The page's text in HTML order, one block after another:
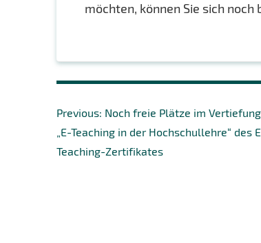
möchten, können Sie sich noch
Previous: Previous
post:
Noch freie Plätze im
„E-Teaching in der Hochschullehre“ des
Teaching-Zertifikates